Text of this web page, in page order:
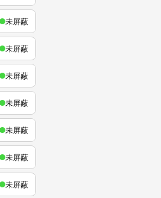
未屏蔽
未屏蔽
未屏蔽
未屏蔽
未屏蔽
未屏蔽
未屏蔽